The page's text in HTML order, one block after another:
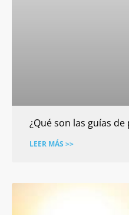
¿Qué son las guías
LEER MÁS >>